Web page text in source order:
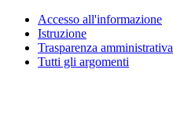
Accesso all'informazione
Istruzione
Trasparenza amministrativa
Tutti gli argomenti